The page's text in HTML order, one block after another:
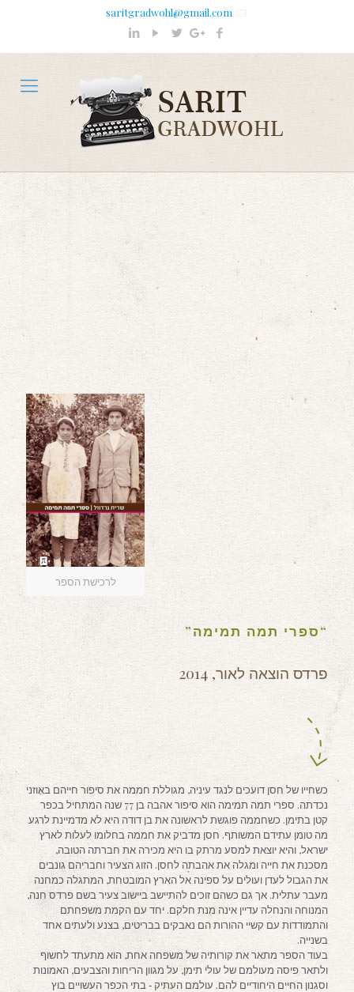
saritgradwohl@gmail.com
לרכישת הספר
“ספרי תמה תמימה”
פרדס הוצאה לאור, 2014
כשחייו של חסן דועכים לנגד עיניה, מגוללת חממה את סיפור חייהם באוזני
נכדתה. ספרי תמה תמימה הוא סיפור אהבה בן 77 שנה המתחיל בכפר
קטן בתימן. כשחממה פוגשת לראשונה את בן דודה היא לא מדמיינת לרגע
מה טומן עתידם המשותף. חסן מדביק את חממה בחלומו לעלות לארץ
ישראל, והיא יוצאת למסע מרתק בו היא מכירה את חברתה הטובה,
מסכנת את חייה ומגלה את אהבתה לחסן. הזוג הצעיר וחבריהם גונבים
את הגבול לעדן ועולים על ספינה אל הארץ המובטחת, המתגלה כמחנה
מעבר עתלית. אך גם כשהם זוכים להתיישב ביישוב צעיר בשם פרדס חנה,
המנוחה והנחלה עדיין אינה מנת חלקם. יחד עם הקמת משפחתם
והתמודדות עם קשיי ההורות הם נאבקים בבריטים, בצנע ולעתים אחד
בשנייה.
בעוד הספר מתאר את קורותיה של משפחה אחת, הוא מתעתד לחשוף
ולתאר פיסה מעולמם של עולי תימן, על מגוון הריחות והצבעים, האמונות
וסגנון החיים היחודיים להם. עולמם העתיק ‐ בתי הכפר העשויים בוץ